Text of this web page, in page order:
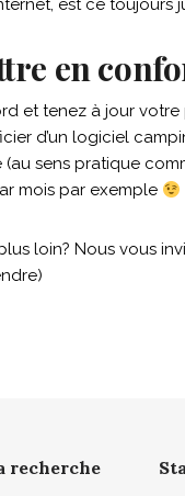
est ce
en
et tenez à jour
d’un logiciel
sens pratique
mois par exemple
loin? Nous vous
recherche